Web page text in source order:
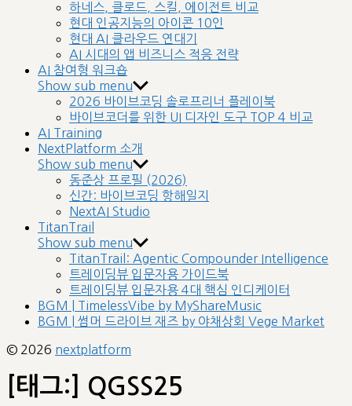
하네스, 클로드, 스킬, 에이전트 비교
현대 인공지능의 아이콘 10인
현대 AI 클라우드 연대기
AI 시대의 앱 비즈니스 적응 전략
AI 참여형 워크숍
Show sub menu
2026 바이브코딩 솔로프리너 플레이북
바이브코더를 위한 UI 디자인 도구 TOP 4 비교
AI Training
NextPlatform 소개
Show sub menu
동준상 프로필 (2026)
신간: 바이브코딩 항해일지
NextAI Studio
TitanTrail
Show sub menu
TitanTrail: Agentic Compounder Intelligence
트레이딩뷰 입문자용 가이드북
트레이딩뷰 입문자용 4대 핵심 인디케이터
BGM | TimelessVibe by MyShareMusic
BGM | 썸머 드라이브 재즈 by 야채상회 Vege Market
© 2026 nextplatform
[태그:] QGSS25